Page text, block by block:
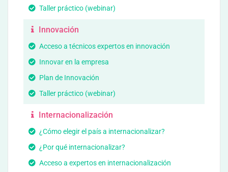
Taller práctico (webinar)
Innovación
Acceso a técnicos expertos en innovación
Innovar en la empresa
Plan de Innovación
Taller práctico (webinar)
Internacionalización
¿Cómo elegir el país a internacionalizar?
¿Por qué internacionalizar?
Acceso a expertos en internacionalización